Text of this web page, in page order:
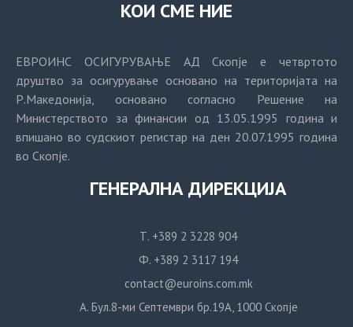
КОИ СМЕ НИЕ
ЕВРОИНС ОСИГУРУВАЊЕ АД Скопје е четвртото
друштво за осигурување основано на територијата на
Р.Македонија, основано согласно Решение на
Министерството за финансии од 13.05.1995 година и
впишано во судскиот регистар на ден 20.07.1995 година
во Скопје.
ГЕНЕРАЛНА ДИРЕКЦИЈА
Т. +389 2 3228 904
Ф. +389 2 3117 194
contact@euroins.com.mk
А. Бул.8-ми Септември бр.19А, 1000 Скопје